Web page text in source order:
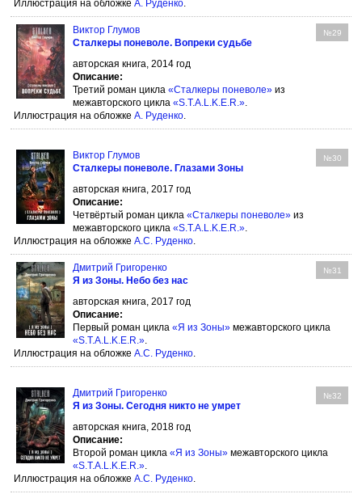
Иллюстрация на обложке А. Руденко.
Виктор Глумов №29
Сталкеры поневоле. Вопреки судьбе
авторская книга, 2014 год
Описание:
Третий роман цикла «Сталкеры поневоле» из
межавторского цикла «S.T.A.L.K.E.R.».
Иллюстрация на обложке А. Руденко.
Виктор Глумов №30
Сталкеры поневоле. Глазами Зоны
авторская книга, 2017 год
Описание:
Четвёртый роман цикла «Сталкеры поневоле» из
межавторского цикла «S.T.A.L.K.E.R.».
Иллюстрация на обложке А.С. Руденко.
Дмитрий Григоренко №31
Я из Зоны. Небо без нас
авторская книга, 2017 год
Описание:
Первый роман цикла «Я из Зоны» межавторского цикла
«S.T.A.L.K.E.R.».
Иллюстрация на обложке А.С. Руденко.
Дмитрий Григоренко №32
Я из Зоны. Сегодня никто не умрет
авторская книга, 2018 год
Описание:
Второй роман цикла «Я из Зоны» межавторского цикла
«S.T.A.L.K.E.R.».
Иллюстрация на обложке А.С. Руденко.